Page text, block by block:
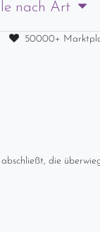
nach Art
50000+
die